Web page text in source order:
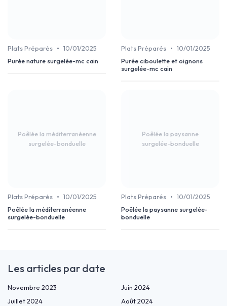
Plats Préparés • 10/01/2025
Purée nature surgelée-mc cain
Plats Préparés • 10/01/2025
Purée ciboulette et oignons
surgelée-mc cain
Poêlée la méditerranéenne
surgelée-bonduelle
Plats Préparés • 10/01/2025
Poêlée la méditerranéenne
surgelée-bonduelle
Poêlée la paysanne
surgelée-bonduelle
Plats Préparés • 10/01/2025
Poêlée la paysanne surgelée-
bonduelle
Les articles par date
Novembre 2023
Juin 2024
Juillet 2024
Août 2024